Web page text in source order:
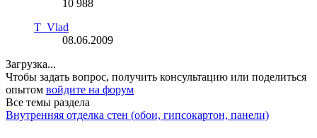
10 988
T_Vlad
08.06.2009
Загрузка...
Чтобы задать вопрос, получить консультацию или поделиться
опытом войдите на форум
Все темы раздела
Внутренняя отделка стен (обои, гипсокартон, панели)